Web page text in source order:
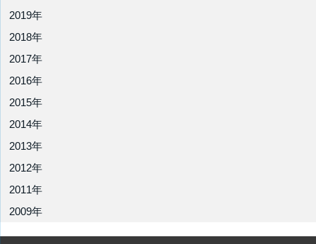
2019年
2018年
2017年
2016年
2015年
2014年
2013年
2012年
2011年
2009年